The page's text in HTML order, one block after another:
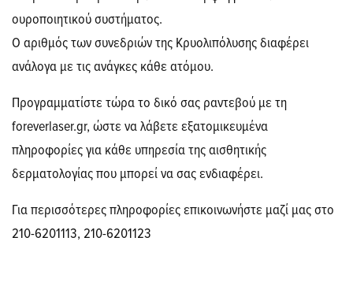
ουροποιητικού συστήματος.
Ο αριθμός των συνεδριών της Κρυολιπόλυσης διαφέρει
ανάλογα με τις ανάγκες κάθε ατόμου.
Προγραμματίστε τώρα το δικό σας ραντεβού με τη
foreverlaser.gr, ώστε να λάβετε εξατομικευμένα
πληροφορίες για κάθε υπηρεσία της αισθητικής
δερματολογίας που μπορεί να σας ενδιαφέρει.
Για περισσότερες πληροφορίες επικοινωνήστε μαζί μας στο
210-6201113, 210-6201123